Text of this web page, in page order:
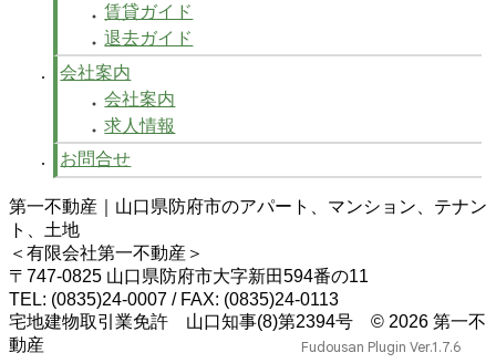
賃貸ガイド
退去ガイド
会社案内
会社案内
求人情報
お問合せ
第一不動産｜山口県防府市のアパート、マンション、テナン
ト、土地
＜有限会社第一不動産＞
〒747-0825 山口県防府市大字新田594番の11
TEL: (0835)24-0007 / FAX: (0835)24-0113
宅地建物取引業免許 山口知事(8)第2394号 © 2026 第一不
動産
Fudousan Plugin Ver.1.7.6